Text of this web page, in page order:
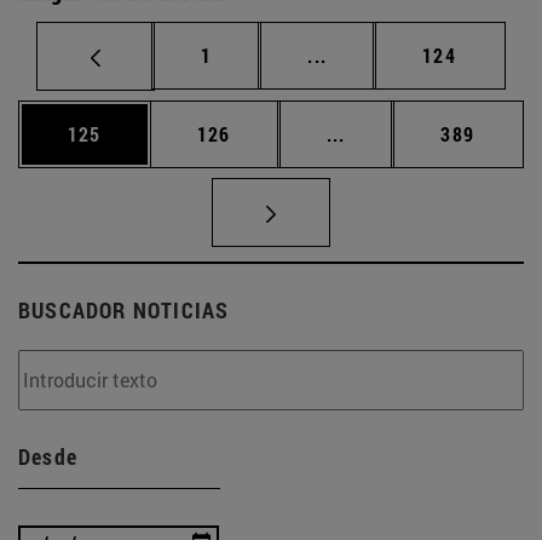
Página
1 ... Páginas intermedias
Página
124
Página
125 Página
126 ... Páginas intermedias
Página
389
BUSCADOR NOTICIAS
Desde